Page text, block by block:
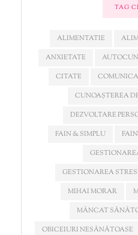
TAG
ALIMENTATIE
ANXIETATE
CITATE
CUNOAȘTEREA
DEZVOLTARE
FAIN & SIMPLU
GESTIONAREA
MIHAI MORAR
MÂNCAT
OBICEIURI NESĂNĂTOASE